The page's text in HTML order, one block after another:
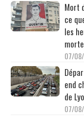
Mort
ce
les
07/
end
de
07/